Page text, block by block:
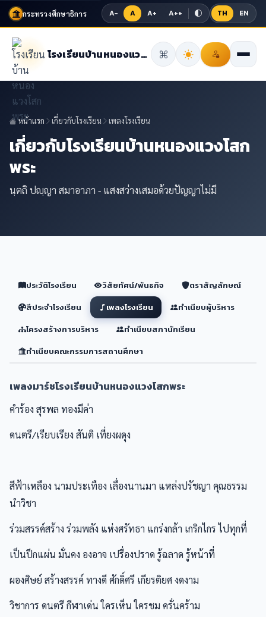
กระทรวงศึกษาธิการ A− A A+ A++ TH EN
โรงเรียนบ้านหนองแวงโสกพระ
หน้าแรก เกี่ยวกับโรงเรียน เพลงโรงเรียน
เกี่ยวกับโรงเรียนบ้านหนองแวงโสก
พระ
นฺตถิ ปญฺญา สมาอาภา - แสงสว่างเสมอด้วยปัญญาไม่มี
ประวัติโรงเรียน วิสัยทัศน์/พันธกิจ
ตราสัญลักษณ์
สีประจำโรงเรียน
เพลงโรงเรียน
ทำเนียบผู้บริหาร
โครงสร้างการบริหาร
ทำเนียบสภานักเรียน
ทำเนียบคณะกรรมการสถานศึกษา
เพลงมาร์ชโรงเรียนบ้านหนองแวงโสกพระ
คำร้อง สุรพล ทองมีค่า
ดนตรี/เรียบเรียง สันติ เที่ยงผดุง
สีฟ้าเหลือง นามประเทือง เลื่องนานมา แหล่งปรัชญา คุณธรรม
นำวิชา
ร่วมสรรค์สร้าง ร่วมพลัง แห่งศรัทธา แกร่งกล้า เกริกไกร ไปทุกที่
เป็นปึกแผ่น มั่นคง องอาจ เปรื่องปราด รู้ฉลาด รู้หน้าที่
ผองศิษย์ สร้างสรรค์ ทางดี ศักดิ์ศรี เกียรติยศ งดงาม
วิชาการ ดนตรี กีฬาเด่น ใครเห็น ใครชม ครั่นคร้าม